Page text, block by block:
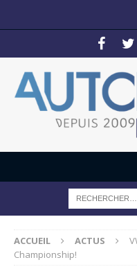
ACCUEIL ACTUS
Championship!